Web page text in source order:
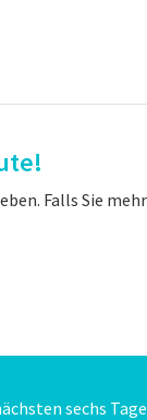
Falls Sie
sechs